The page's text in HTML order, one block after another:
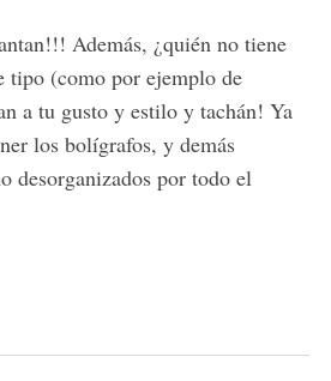
Además, ¿quién no tiene
tipo (como por ejemplo de
a tu gusto y estilo y tachán! Ya
los bolígrafos, y demás
desorganizados por todo el